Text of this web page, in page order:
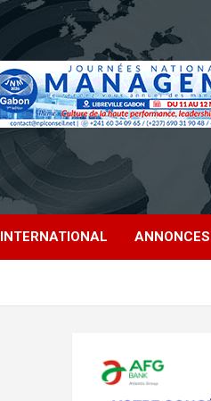
INTERNATIONAL ANNONCES